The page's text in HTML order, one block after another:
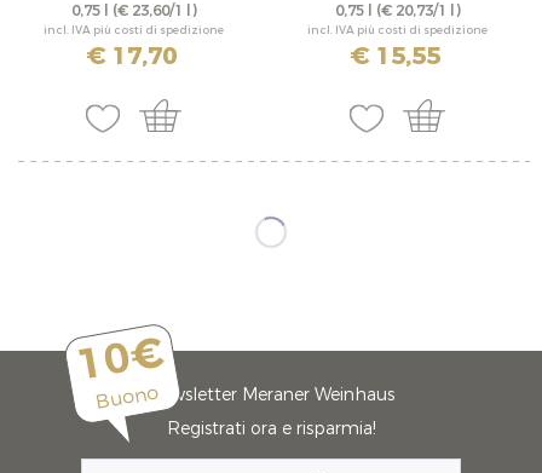
0,75 l (€ 23,60/1 l)
incl. IVA più costi di spedizione
€ 17,70
0,75 l (€ 20,73/1 l)
incl. IVA più costi di spedizione
€ 15,55
10€
BuonoNewsletter Meraner Weinhaus
Registrati ora e risparmia!